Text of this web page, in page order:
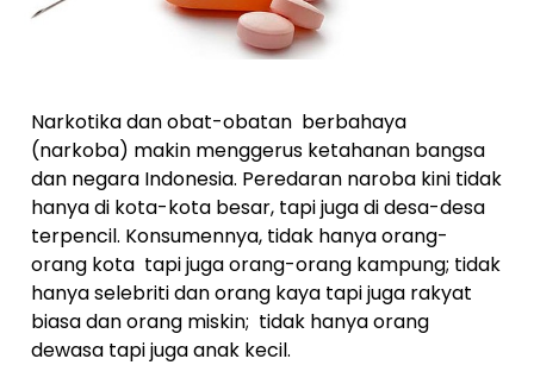
Narkotika dan obat-obatan berbahaya
(narkoba) makin menggerus ketahanan bangsa
dan negara Indonesia. Peredaran naroba kini tidak
hanya di kota-kota besar, tapi juga di desa-desa
terpencil. Konsumennya, tidak hanya orang-
orang kota tapi juga orang-orang kampung; tidak
hanya selebriti dan orang kaya tapi juga rakyat
biasa dan orang miskin; tidak hanya orang
dewasa tapi juga anak kecil.